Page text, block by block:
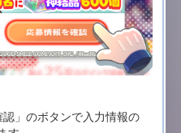
」のボタンで入力情報の